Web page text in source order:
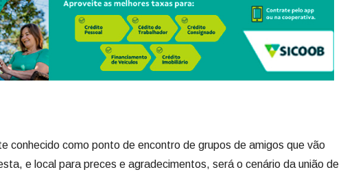
conhecido como ponto de encontro de grupos de amigos que vão
e local para preces e agradecimentos, será o cenário da união de